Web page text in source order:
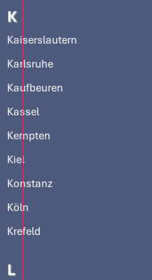
K
Kaiserslautern
Karlsruhe
Kaufbeuren
Kassel
Kempten
Kiel
Konstanz
Köln
Krefeld
L